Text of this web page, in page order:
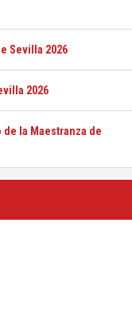
Sevilla 2026
2026
la Maestranza de